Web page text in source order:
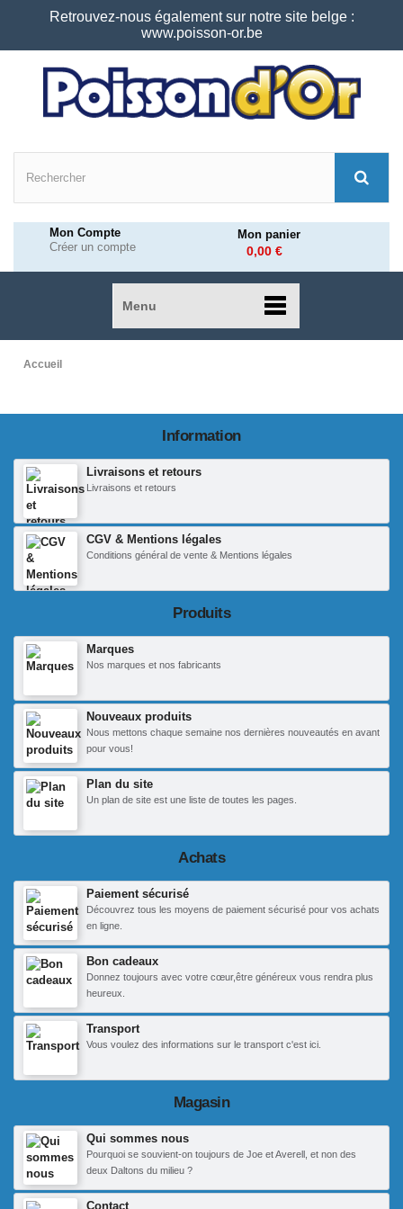
Retrouvez-nous également sur notre site belge :
www.poisson-or.be
Mon Compte
Créer un compte
Mon panier
0,00 €
Menu
Accueil
Information
Livraisons et retours
Livraisons et retours
CGV & Mentions légales
Conditions général de vente & Mentions légales
Produits
Marques
Nos marques et nos fabricants
Nouveaux produits
Nous mettons chaque semaine nos dernières nouveautés en avant
pour vous!
Plan du site
Un plan de site est une liste de toutes les pages.
Achats
Paiement sécurisé
Découvrez tous les moyens de paiement sécurisé pour vos achats
en ligne.
Bon cadeaux
Donnez toujours avec votre cœur,être généreux vous rendra plus
heureux.
Transport
Vous voulez des informations sur le transport c'est ici.
Magasin
Qui sommes nous
Pourquoi se souvient-on toujours de Joe et Averell, et non des
deux Daltons du milieu ?
Contact